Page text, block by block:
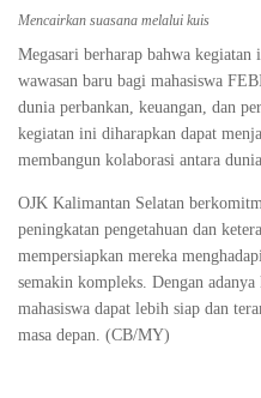
Mencairkan suasana melalui kuis
Megasari berharap bahwa
wawasan baru bagi mahasiswa
dunia perbankan, keuangan, dan
kegiatan ini diharapkan dapat
membangun kolaborasi antara
OJK Kalimantan Selatan
peningkatan pengetahuan dan
mempersiapkan mereka
semakin kompleks. Dengan
mahasiswa dapat lebih siap dan
masa depan. (CB/MY)